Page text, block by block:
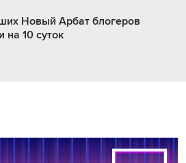
Новый Арбат блогеров
на 10 суток